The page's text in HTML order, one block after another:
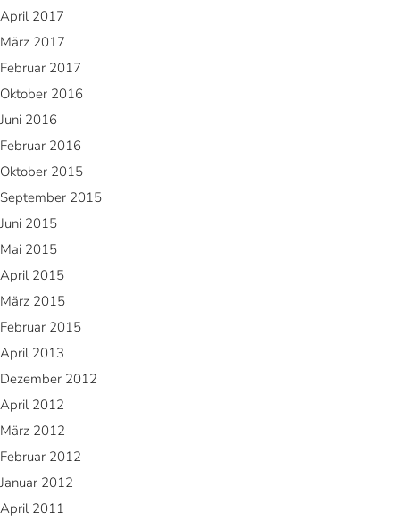
April 2017
März 2017
Februar 2017
Oktober 2016
Juni 2016
Februar 2016
Oktober 2015
September 2015
Juni 2015
Mai 2015
April 2015
März 2015
Februar 2015
April 2013
Dezember 2012
April 2012
März 2012
Februar 2012
Januar 2012
April 2011